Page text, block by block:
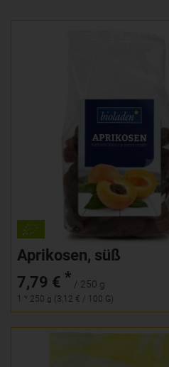
Aprikosen, süß
7,79 € * / 250 g
1 * 250 g (3,12 € / 100 G)
250 g